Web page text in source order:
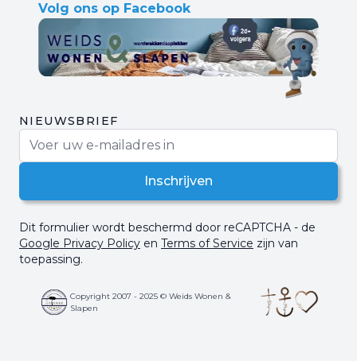
Volg ons op Facebook
NIEUWSBRIEF
Inschrijven
Dit formulier wordt beschermd door reCAPTCHA - de
Google Privacy Policy en Terms of Service zijn van
toepassing.
Copyright 2007 - 2025 © Weids Wonen &
Slapen